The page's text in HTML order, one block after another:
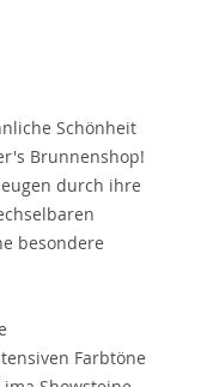
Schönheit
Brunnenshop!
durch ihre
besondere
Farbtöne